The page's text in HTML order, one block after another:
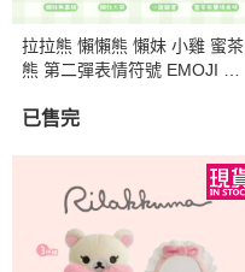
拉拉熊 懶懶熊 懶妹 小雞 蜜茶
熊 第二彈表情符號 EMOJI 絨
已售完